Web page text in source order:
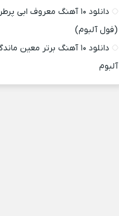
دانلود ۱۰ آهنگ معروف ابی
(فول آلبوم)
دانلود ۱۰ آهنگ برتر معین
آلبوم